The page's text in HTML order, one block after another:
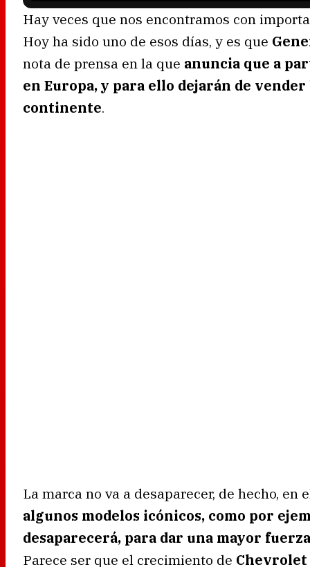
Hay veces que nos encontramos con
Hoy ha sido uno de esos días, y es que
nota de prensa en la que anuncia que a
en Europa, y para ello dejarán de vender
continente.
La marca no va a desaparecer, de hecho, en
algunos modelos icónicos, como por
desaparecerá, para dar una mayor
Parece ser que el crecimiento de Chevrolet